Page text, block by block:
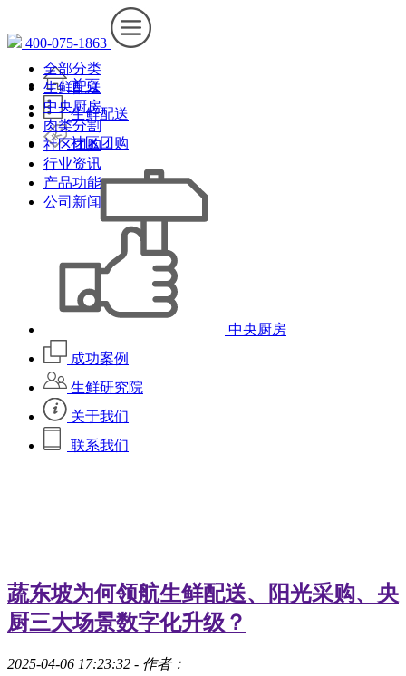
400-075-1863
首页
生鲜配送
社区团购
中央厨房
成功案例
生鲜研究院
关于我们
联系我们
全部分类
生鲜配送
中央厨房
肉类分割
社区团购
行业资讯
产品功能
公司新闻
蔬东坡为何领航生鲜配送、阳光采购、央
厨三大场景数字化升级？
2025-04-06 17:23:32 - 作者：